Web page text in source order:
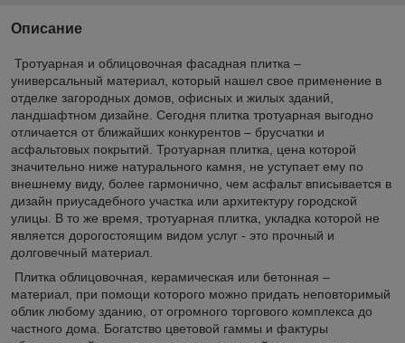
Описание
Тротуарная и облицовочная фасадная плитка –
универсальный материал, который нашел свое применение в
отделке загородных домов, офисных и жилых зданий,
ландшафтном дизайне. Сегодня плитка тротуарная выгодно
отличается от ближайших конкурентов – брусчатки и
асфальтовых покрытий. Тротуарная плитка, цена которой
значительно ниже натурального камня, не уступает ему по
внешнему виду, более гармонично, чем асфальт вписывается в
дизайн приусадебного участка или архитектуру городской
улицы. В то же время, тротуарная плитка, укладка которой не
является дорогостоящим видом услуг - это прочный и
долговечный материал.
Плитка облицовочная, керамическая или бетонная –
материал, при помощи которого можно придать неповторимый
облик любому зданию, от огромного торгового комплекса до
частного дома. Богатство цветовой гаммы и фактуры